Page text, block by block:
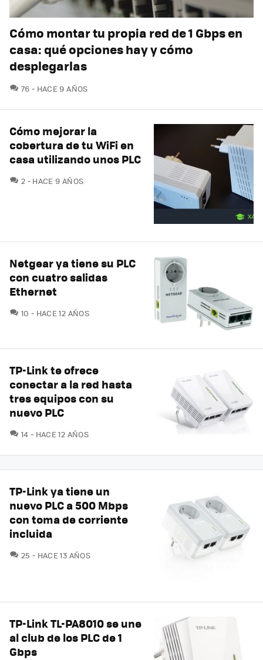
Cómo montar tu propia red de 1 Gbps en
casa: qué opciones hay y cómo
desplegarlas
76 COMENTARIOS
HACE 9 AÑOS
Cómo mejorar la
cobertura de tu WiFi en
casa utilizando unos PLC
2 COMENTARIOS
HACE 9 AÑOS
Netgear ya tiene su PLC
con cuatro salidas
Ethernet
10 COMENTARIOS
HACE 12 AÑOS
TP-Link te ofrece
conectar a la red hasta
tres equipos con su
nuevo PLC
14 COMENTARIOS
HACE 12 AÑOS
TP-Link ya tiene un
nuevo PLC a 500 Mbps
con toma de corriente
incluida
25 COMENTARIOS
HACE 13 AÑOS
TP-Link TL-PA8010 se une
al club de los PLC de 1
Gbps